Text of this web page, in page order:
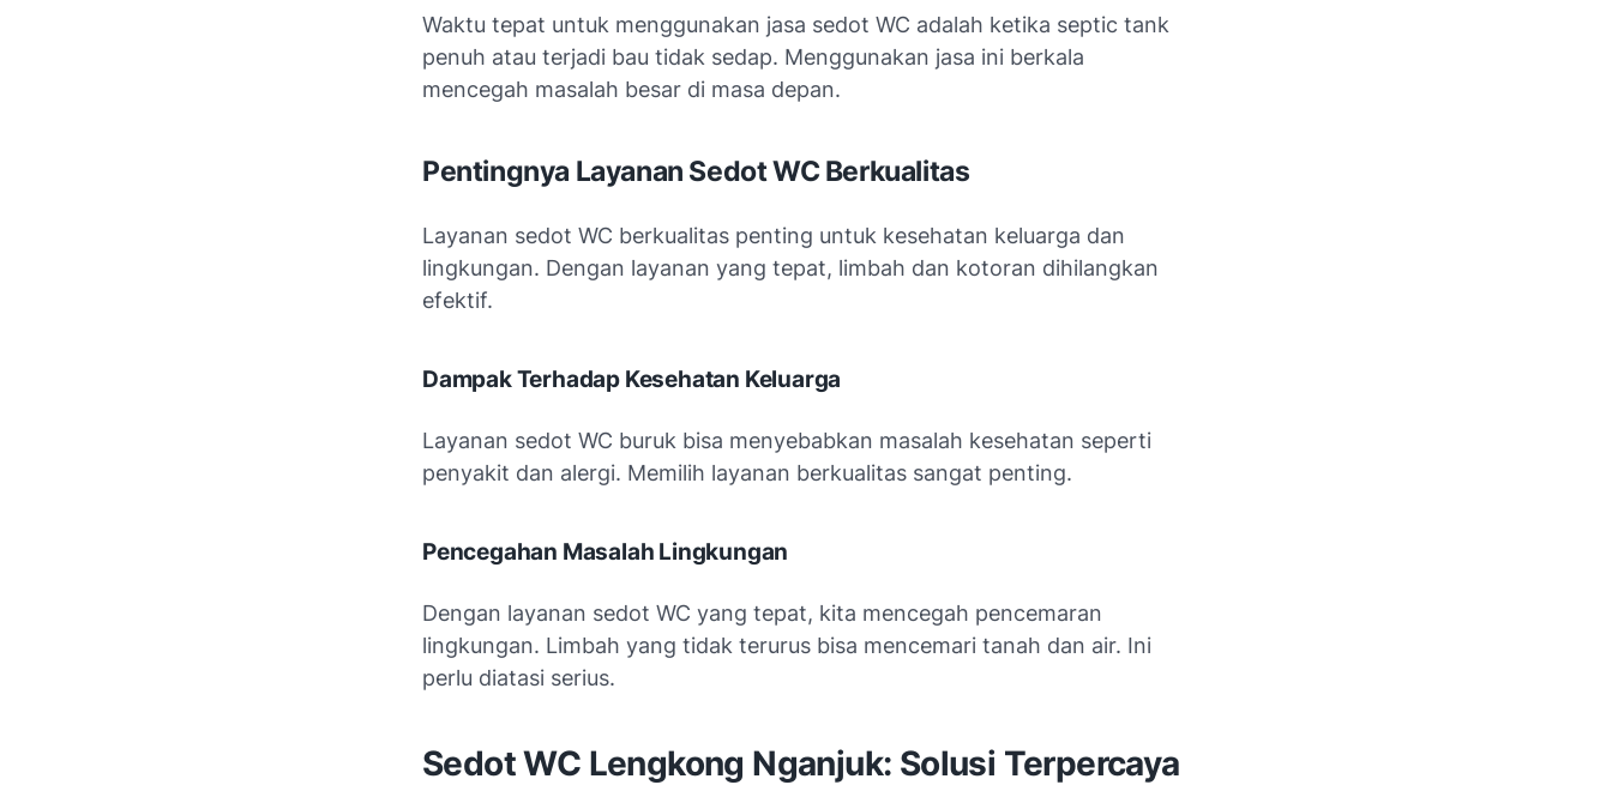
Waktu tepat untuk menggunakan jasa sedot WC adalah ketika septic tank
penuh atau terjadi bau tidak sedap. Menggunakan jasa ini berkala
mencegah masalah besar di masa depan.
Pentingnya Layanan Sedot WC Berkualitas
Layanan sedot WC berkualitas penting untuk kesehatan keluarga dan
lingkungan. Dengan layanan yang tepat, limbah dan kotoran dihilangkan
efektif.
Dampak Terhadap Kesehatan Keluarga
Layanan sedot WC buruk bisa menyebabkan masalah kesehatan seperti
penyakit dan alergi. Memilih layanan berkualitas sangat penting.
Pencegahan Masalah Lingkungan
Dengan layanan sedot WC yang tepat, kita mencegah pencemaran
lingkungan. Limbah yang tidak terurus bisa mencemari tanah dan air. Ini
perlu diatasi serius.
Sedot WC Lengkong Nganjuk: Solusi Terpercaya